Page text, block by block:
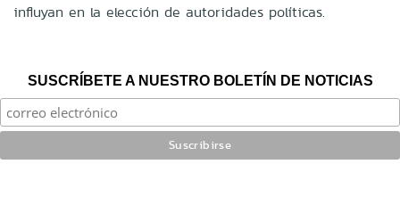
influyan en la elección de autoridades políticas.
SUSCRÍBETE A NUESTRO BOLETÍN DE NOTICIAS